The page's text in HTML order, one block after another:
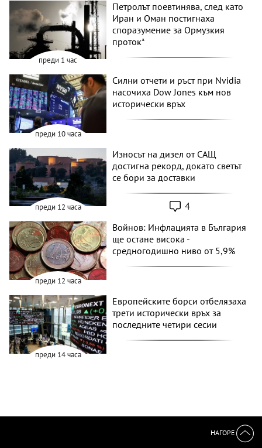
преди 1 час
Петролът поевтинява, след като
Иран и Оман постигнаха
споразумение за Ормузкия
проток*
преди 10 часа
Силни отчети и ръст при Nvidia
насочиха Dow Jones към нов
исторически връх
преди 12 часа
Износът на дизел от САЩ
достигна рекорд, докато светът
се бори за доставки
4
преди 12 часа
Войнов: Инфлацията в България
ще остане висока -
средногодишно ниво от 5,9%
преди 14 часа
Европейските борси отбелязаха
трети исторически връх за
последните четири сесии
НАГОРЕ